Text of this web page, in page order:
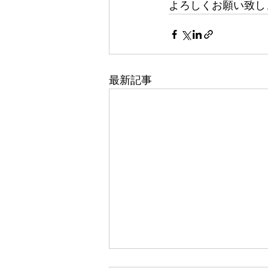
よろしくお願い致
最新記事